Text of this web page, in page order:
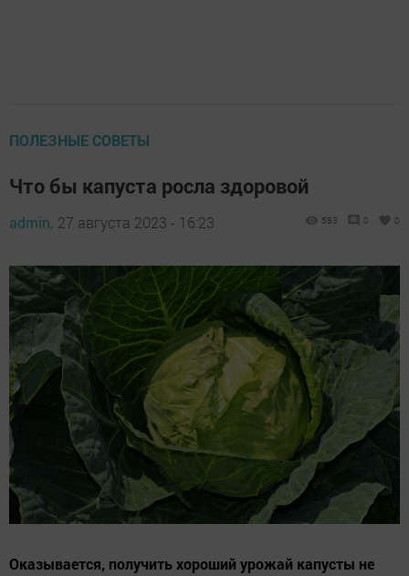
ПОЛЕЗНЫЕ СОВЕТЫ
Что бы капуста росла здоровой
admin, 27 августа 2023 - 16:23 583 0 0
Оказывается, получить хороший урожай капусты не